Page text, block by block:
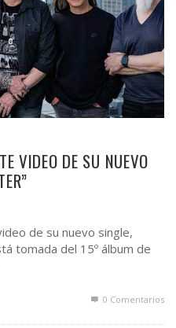
VIDEO DE SU NUEVO
de su nuevo single,
tomada del 15º álbum de
0 Comentarios